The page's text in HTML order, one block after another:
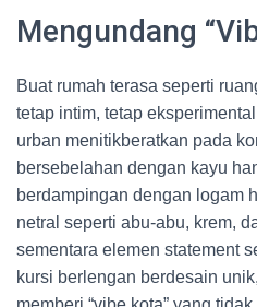
Mengundang
Buat rumah terasa seperti
tetap intim, tetap
urban menitikberatkan pada
bersebelahan dengan kayu
berdampingan dengan logam
netral seperti abu-abu, krem,
sementara elemen statement
kursi berlengan berdesain